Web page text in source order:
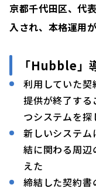
京都千代田区、代
入され、本格運用
「Hubble」
利用していた契
提供が終了する
つシステムを探
新しいシステム
結に関わる周辺
えた
締結した契約